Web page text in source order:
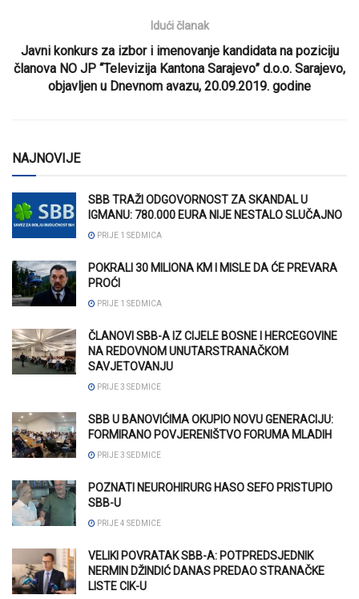
Idući članak
Javni konkurs za izbor i imenovanje kandidata na poziciju
članova NO JP “Televizija Kantona Sarajevo” d.o.o. Sarajevo,
objavljen u Dnevnom avazu, 20.09.2019. godine
NAJNOVIJE
SBB TRAŽI ODGOVORNOST ZA SKANDAL U
IGMANU: 780.000 EURA NIJE NESTALO SLUČAJNO
PRIJE 1 SEDMICA
POKRALI 30 MILIONA KM I MISLE DA ĆE PREVARA
PROĆI
PRIJE 1 SEDMICA
ČLANOVI SBB-A IZ CIJELE BOSNE I HERCEGOVINE
NA REDOVNOM UNUTARSTRANAČKOM
SAVJETOVANJU
PRIJE 3 SEDMICE
SBB U BANOVIĆIMA OKUPIO NOVU GENERACIJU:
FORMIRANO POVJERENIŠTVO FORUMA MLADIH
PRIJE 3 SEDMICE
POZNATI NEUROHIRURG HASO SEFO PRISTUPIO
SBB-U
PRIJE 4 SEDMICE
VELIKI POVRATAK SBB-A: POTPREDSJEDNIK
NERMIN DŽINDIĆ DANAS PREDAO STRANAČKE
LISTE CIK-U